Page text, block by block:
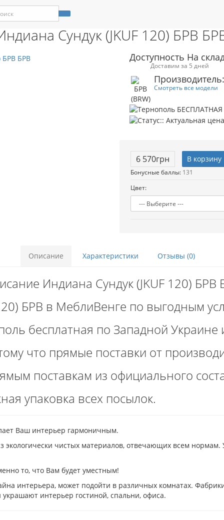
Столы и стулья
Спальные
Сундук (JKUF 120) БРВ
Доступность На
Доставим за 5 дней
Смотреть все модели
6 570грн В корзину
Бонусные баллы: 131
Цвет:
Описание Характеристики Отзывы (0)
Индиана Сундук (JKUF 120) БРВ
БРВ в МеблиВенге по выгодным
бесплатная по Западной Украине
что прямые поставки от
поставкам из официального
упаковка всех посылок.
Ваш интерьер гармоничным.
экологически чистых материалов, отвечающих всем
то, что Вам будет уместным!
интерьера, может подойти в различных комнатах.
интерьер гостиной, спальни, офиса.